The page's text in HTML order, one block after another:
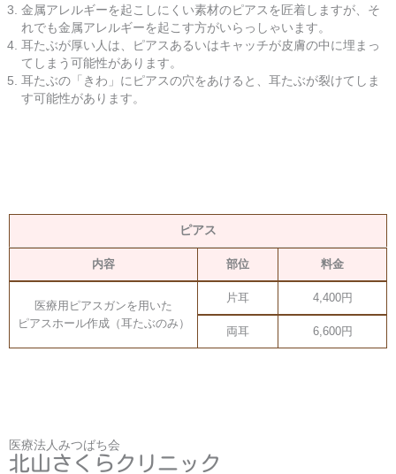
金属アレルギーを起こしにくい素材のピアスを匠着しますが、そ
れでも金属アレルギーを起こす方がいらっしゃいます。
耳たぶが厚い人は、ピアスあるいはキャッチが皮膚の中に埋まっ
てしまう可能性があります。
耳たぶの「きわ」にピアスの穴をあけると、耳たぶが裂けてしま
す可能性があります。
ピアス
内容 部位 料金
医療用ピアスガンを用いた
ピアスホール作成（耳たぶのみ）
片耳 4,400円
両耳 6,600円
医療法人みつばち会
北山さくらクリニック